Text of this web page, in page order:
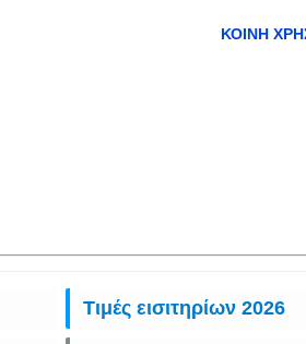
ΚΟΙΝΉ
Τιμές εισιτηρίων 2026